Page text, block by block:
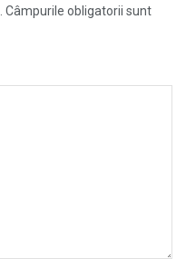
Câmpurile obligatorii sunt